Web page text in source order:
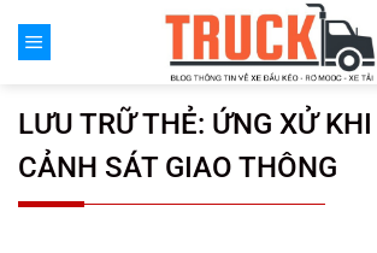
đến
LƯU TRỮ THẺ: ỨNG XỬ
CẢNH SÁT GIAO THÔNG